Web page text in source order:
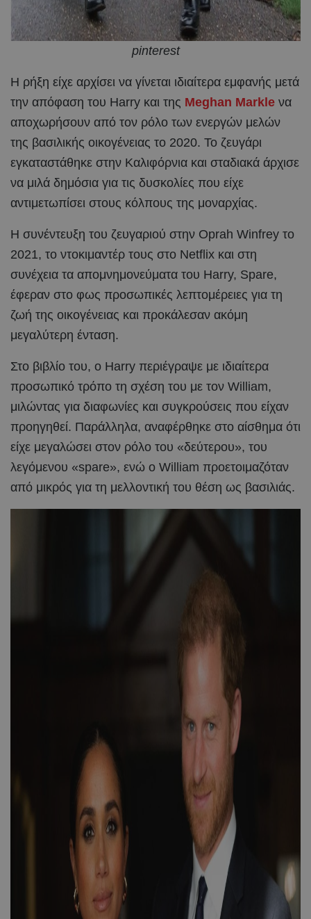
pinterest
Η ρήξη είχε αρχίσει να γίνεται ιδιαίτερα εμφανής μετά
την απόφαση του Harry και της Meghan Markle να
αποχωρήσουν από τον ρόλο των ενεργών μελών
της βασιλικής οικογένειας το 2020. Το ζευγάρι
εγκαταστάθηκε στην Καλιφόρνια και σταδιακά άρχισε
να μιλά δημόσια για τις δυσκολίες που είχε
αντιμετωπίσει στους κόλπους της μοναρχίας.
Η συνέντευξη του ζευγαριού στην Oprah Winfrey το
2021, το ντοκιμαντέρ τους στο Netflix και στη
συνέχεια τα απομνημονεύματα του Harry, Spare,
έφεραν στο φως προσωπικές λεπτομέρειες για τη
ζωή της οικογένειας και προκάλεσαν ακόμη
μεγαλύτερη ένταση.
Στο βιβλίο του, ο Harry περιέγραψε με ιδιαίτερα
προσωπικό τρόπο τη σχέση του με τον William,
μιλώντας για διαφωνίες και συγκρούσεις που είχαν
προηγηθεί. Παράλληλα, αναφέρθηκε στο αίσθημα ότι
είχε μεγαλώσει στον ρόλο του «δεύτερου», του
λεγόμενου «spare», ενώ ο William προετοιμαζόταν
από μικρός για τη μελλοντική του θέση ως βασιλιάς.